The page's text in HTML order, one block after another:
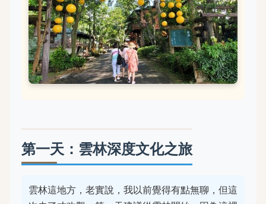
第一天：雲林深度文化之旅
雲林這地方，老實說，我以前覺得有點無聊，但這